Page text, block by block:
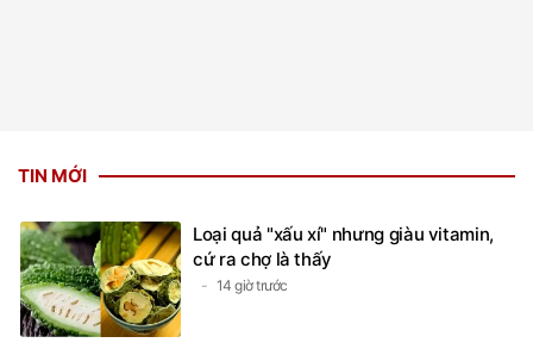
TIN MỚI
Loại quả "xấu xí" nhưng giàu vitamin,
cứ ra chợ là thấy
14 giờ trước